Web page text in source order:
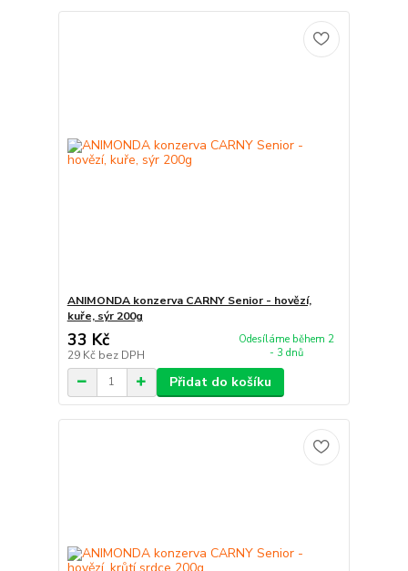
ANIMONDA konzerva CARNY Senior - hovězí,
kuře, sýr 200g
33 Kč
29 Kč bez DPH
Odesíláme během 2
- 3 dnů
Přidat do košíku